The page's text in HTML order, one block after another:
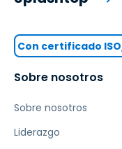
Sobre nosotros
Sobre nosotros
Liderazgo
Con certificado